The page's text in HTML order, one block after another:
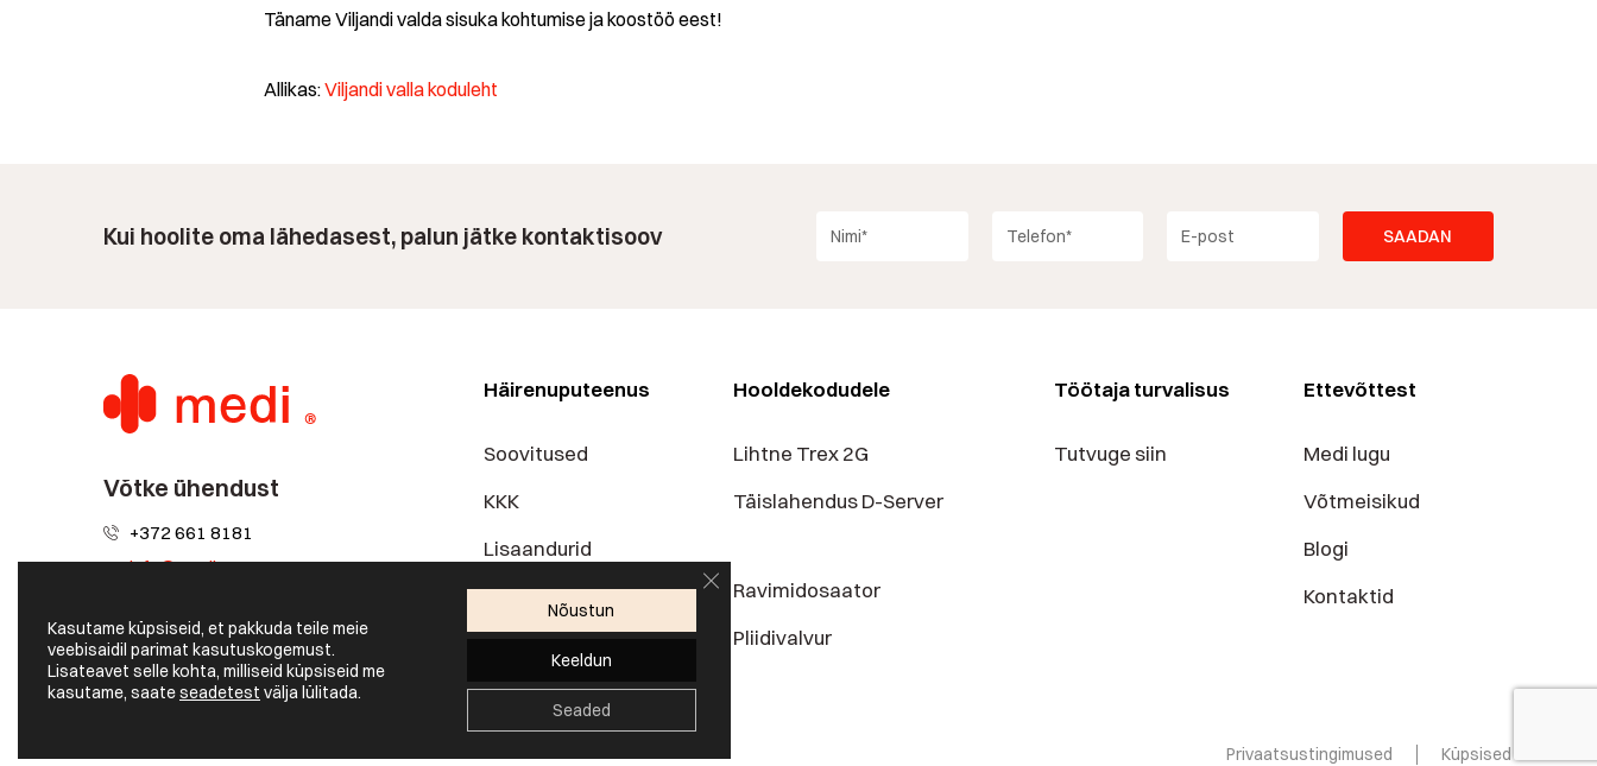
Täname Viljandi valda sisuka kohtumise ja koostöö eest!
Allikas:Viljandi valla koduleht
Kasutame küpsiseid, et pakkuda teile meie
veebisaidil parimat kasutuskogemust.
Lisateavet selle kohta, milliseid küpsiseid me
kasutame, saateseadetest välja lülitada.
Nõustun
Keeldun
Seaded
Sulge GDPR küpsiste bänner
Kui hoolite oma lähedasest, palun jätke kontaktisoov
Võtke ühendust
+372 661 8181
info@medi.ee
Häirenuputeenus
Soovitused
KKK
Lisaandurid
Hinnad
Hooldekodudele
Lihtne Trex 2G
Täislahendus D-Server
Ravimidosaator
Pliidivalvur
Töötaja turvalisus
Tutvuge siin
Ettevõttest
Medi lugu
Võtmeisikud
Blogi
Kontaktid
Privaatsustingimused Küpsised